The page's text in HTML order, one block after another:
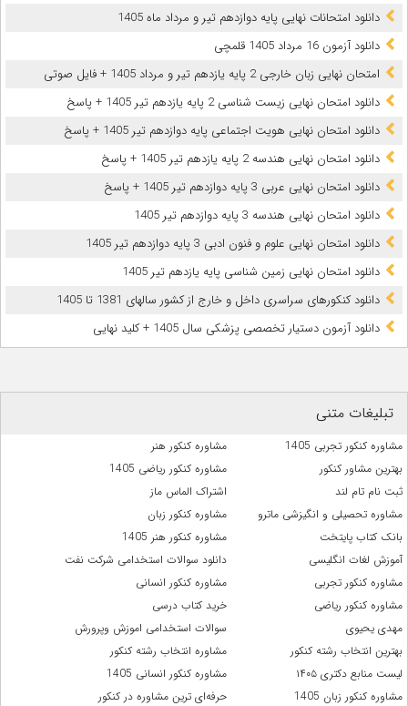
دانلود امتحانات نهایی پایه دوازدهم تیر و مرداد ماه 1405
دانلود آزمون 16 مرداد 1405 قلمچی
امتحان نهایی زبان خارجی 2 پایه یازدهم تیر و مرداد 1405 + فایل صوتی
دانلود امتحان نهایی زیست شناسی 2 پایه یازدهم تیر 1405 + پاسخ
دانلود امتحان نهایی هویت اجتماعی پایه دوازدهم تیر 1405 + پاسخ
دانلود امتحان نهایی هندسه 2 پایه یازدهم تیر 1405 + پاسخ
دانلود امتحان نهایی عربی 3 پایه دوازدهم تیر 1405 + پاسخ
دانلود امتحان نهایی هندسه 3 پایه دوازدهم تیر 1405
دانلود امتحان نهایی علوم و فنون ادبی 3 پایه دوازدهم تیر 1405
دانلود امتحان نهایی زمین شناسی پایه یازدهم تیر 1405
دانلود کنکورهای سراسری داخل و خارج از کشور سالهای 1381 تا 1405
دانلود آزمون دستیار تخصصی پزشکی سال 1405 + کلید نهایی
تبلیغات متنی
مشاوره کنکور تجربی 1405
مشاوره کنکور هنر
بهترین مشاور کنکور
مشاوره کنکور ریاضی 1405
ثبت نام تام لند
اشتراک الماس ماز
مشاوره تحصیلی و انگیزشی ماترو
مشاوره کنکور زبان
بانک کتاب پایتخت
مشاوره کنکور هنر 1405
آموزش لغات انگلیسی
دانلود سوالات استخدامی شرکت نفت
مشاوره کنکور تجربی
مشاوره کنکور انسانی
مشاوره کنکور ریاضی
خرید کتاب درسی
مهدی یحیوی
سوالات استخدامی اموزش وپرورش
بهترین انتخاب رشته کنکور
مشاوره انتخاب رشته کنکور
لیست منابع دکتری ۱۴۰۵
مشاوره کنکور انسانی 1405
مشاوره کنکور زبان 1405
حرفه‌ای ترین مشاوره در کنکور